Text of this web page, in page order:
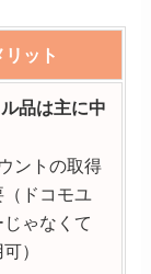
リット
品は主に中
ントの取得
（ドコモユ
じゃなくて
）